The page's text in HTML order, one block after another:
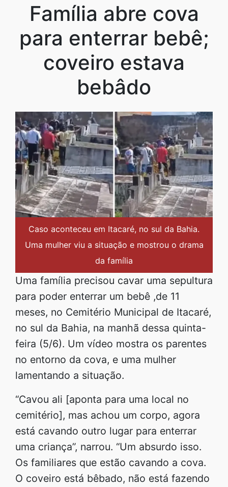
Família abre cova
para enterrar bebê;
coveiro estava
bebâdo
Caso aconteceu em Itacaré, no sul da Bahia.
Uma mulher viu a situação e mostrou o drama
da família
Uma família precisou cavar uma sepultura
para poder enterrar um bebê ,de 11
meses, no Cemitério Municipal de Itacaré,
no sul da Bahia, na manhã dessa quinta-
feira (5/6). Um vídeo mostra os parentes
no entorno da cova, e uma mulher
lamentando a situação.
“Cavou ali [aponta para uma local no
cemitério], mas achou um corpo, agora
está cavando outro lugar para enterrar
uma criança”, narrou. “Um absurdo isso.
Os familiares que estão cavando a cova.
O coveiro está bêbado, não está fazendo